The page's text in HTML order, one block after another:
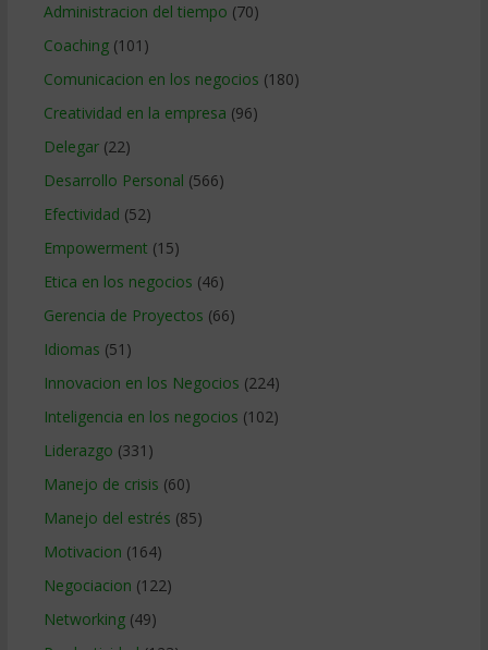
Administracion del tiempo (70)
Coaching(101)
Comunicacion en los negocios (180)
Creatividad en la empresa (96)
Delegar(22)
Desarrollo Personal (566)
Efectividad (52)
Empowerment (15)
Etica en los negocios (46)
Gerencia de Proyectos (66)
Idiomas (51)
Innovacion en los Negocios (224)
Inteligencia en los negocios (102)
Liderazgo (331)
Manejo de crisis (60)
Manejo del estrés (85)
Motivacion (164)
Negociacion (122)
Networking(49)